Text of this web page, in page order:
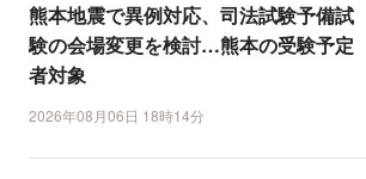
熊本地震で異例対応、司法試験予備試
験の会場変更を検討…熊本の受験予定
者対象
2026年08月06日 18時14分